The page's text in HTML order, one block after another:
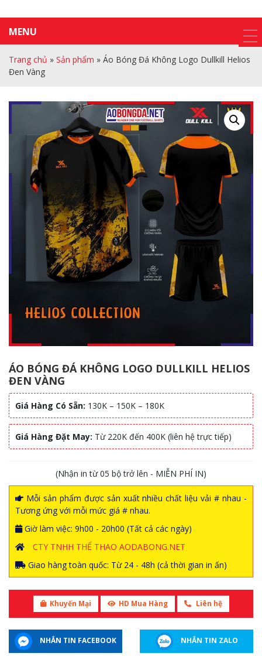
MENU
Trang chủ » Sản phẩm » Áo Bóng Đá Không Logo Dullkill Helios
Đen Vàng
ÁO BÓNG ĐÁ KHÔNG LOGO DULLKILL HELIOS
ĐEN VÀNG
Giá Hàng Có Sẵn: 130K – 150K – 180K
Giá Hàng Đặt May: Từ 220K đến 400K (liên hệ trực tiếp)
(Nhận in từ 05 bộ trở lên - MIỄN PHÍ IN)
Mỗi sản phẩm được sản xuất nhiều chất liệu vải # nhau -
Tương ứng với mỗi mức giá # nhau.
Giờ làm việc: 9h00 - 20h00 (Tất cả các ngày)
CTY TNHH THỂ THAO AODABONG.NET
Giao hàng toàn quốc: Từ 24 - 48h (cả thời gian in ấn)
Khuyến Mại HD Mua Hàng Liên hệ
NHẮN TIN FACEBOOK NHẮN TIN ZALO